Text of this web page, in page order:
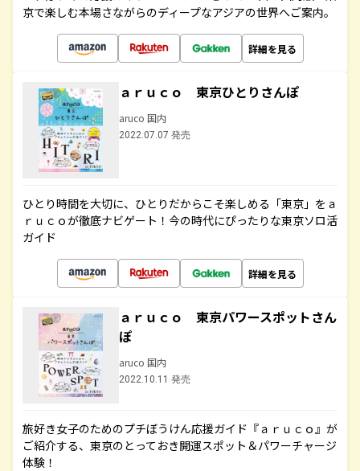
京で楽しむ本場さながらのディープなアジアの世界へご案内。
詳細を見る
ａｒｕｃｏ 東京ひとりさんぽ
aruco 国内
2022.07.07 発売
ひとり時間を大切に、ひとりだからこそ楽しめる「東京」をａ
ｒｕｃｏが徹底ナビゲート！今の時代にぴったりな東京ソロ活
ガイド
詳細を見る
ａｒｕｃｏ 東京パワースポットさん
ぽ
aruco 国内
2022.10.11 発売
旅好き女子のためのプチぼうけん応援ガイド『ａｒｕｃｏ』が
ご紹介する、東京のとっておき開運スポット＆パワーチャージ
体験！